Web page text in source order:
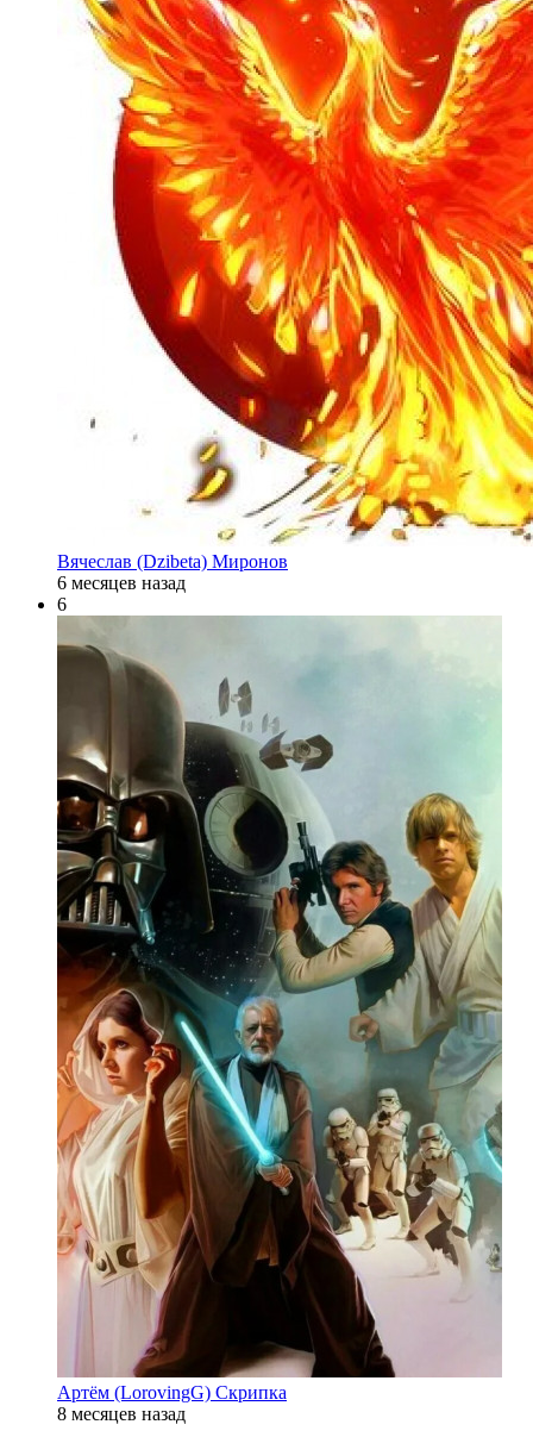
Вячеслав (Dzibeta) Миронов
6 месяцев назад
6
Артём (LorovingG) Скрипка
8 месяцев назад